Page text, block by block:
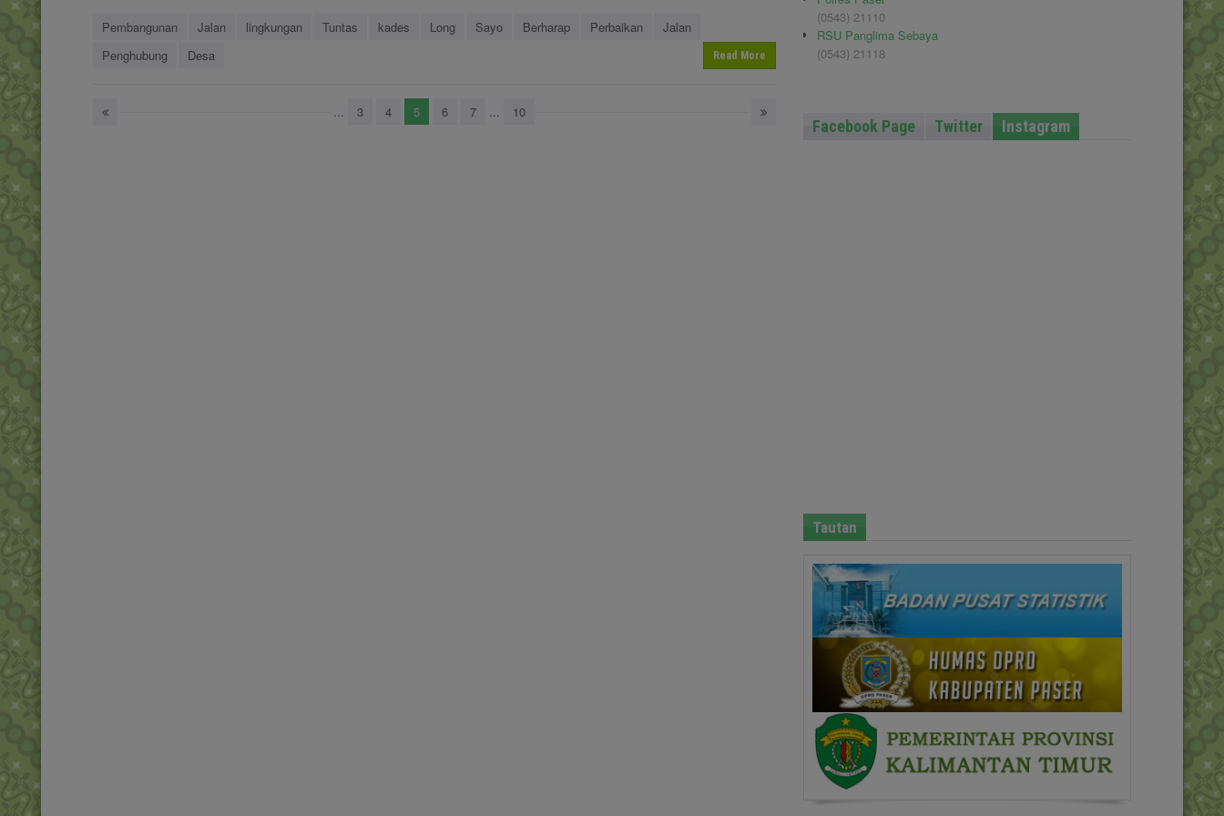
Pembangunan Jalan lingkungan Tuntas kades Long Sayo Berharap Perbaikan
Jalan
Penghubung
Desa Read More
... 3 4 5 6 7 ... 10
(0543) 21110
RSU Panglima Sebaya
(0543) 21118
Facebook Page Twitter Instagram
Tautan